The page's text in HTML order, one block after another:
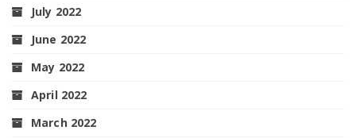
July 2022
June 2022
May 2022
April 2022
March 2022